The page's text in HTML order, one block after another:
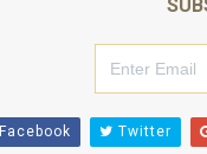
Facebook Twitter